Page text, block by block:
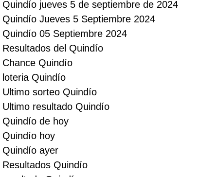
Quindío jueves 5 de septiembre de 2024
Quindío Jueves 5 Septiembre 2024
Quindío 05 Septiembre 2024
Resultados del Quindío
Chance Quindío
loteria Quindío
Ultimo sorteo Quindío
Ultimo resultado Quindío
Quindío de hoy
Quindío hoy
Quindío ayer
Resultados Quindío